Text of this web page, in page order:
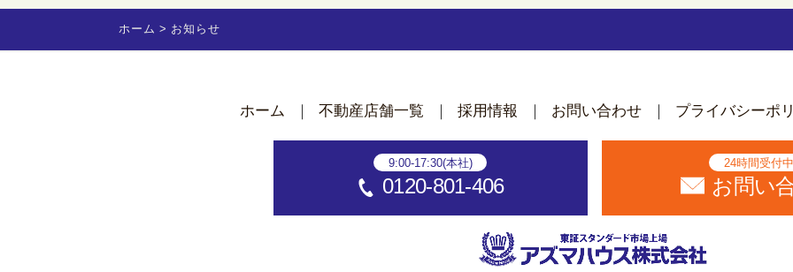
ホーム お知らせ
ホーム 不動産店舗一覧 採用情報 お問い合わせ プライバシーポ
9:00-17:30(本社)
0120-801-406
24時間受付
お問い